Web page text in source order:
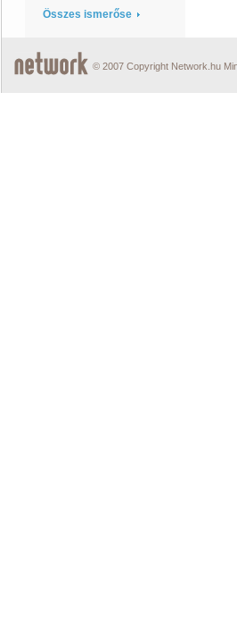
Összes ismerőse
© 2007 Copyright Network.hu